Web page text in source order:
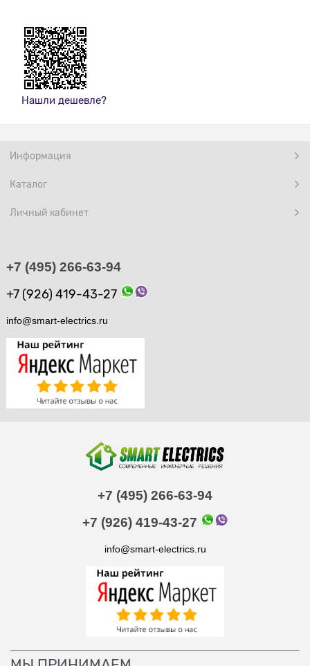
Нашли дешевле?
Информация
Каталог
Личный кабинет
+7 (495) 266-63-94
+7 (926) 419-43-27
info@smart-electrics.ru
+7 (495) 266-63-94
+7 (926) 419-43-27
info@smart-electrics.ru